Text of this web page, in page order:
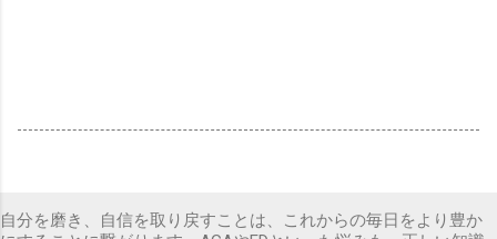
自分を磨き、自信を取り戻すことは、これからの毎日をより豊か